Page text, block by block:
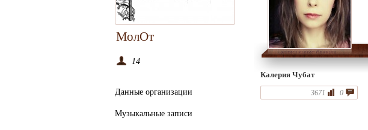
МолОт
14
Данные организации
Музыкальные записи
Калерия Чубат
0
3671